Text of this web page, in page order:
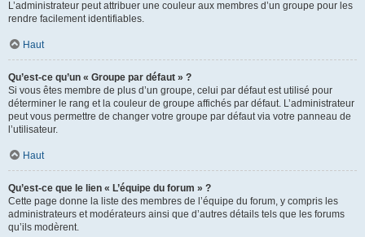
L’administrateur peut attribuer une couleur aux membres d’un groupe pour les
rendre facilement identifiables.
Haut
Qu’est-ce qu’un « Groupe par défaut » ?
Si vous êtes membre de plus d’un groupe, celui par défaut est utilisé pour
déterminer le rang et la couleur de groupe affichés par défaut. L’administrateur
peut vous permettre de changer votre groupe par défaut via votre panneau de
l’utilisateur.
Haut
Qu’est-ce que le lien « L’équipe du forum » ?
Cette page donne la liste des membres de l’équipe du forum, y compris les
administrateurs et modérateurs ainsi que d’autres détails tels que les forums
qu’ils modèrent.